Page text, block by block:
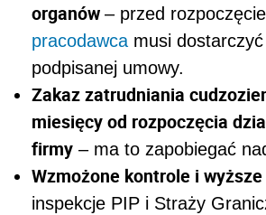
organów – przed
pracodawca musi
podpisanej umowy.
Zakaz zatrudniania
miesięcy od rozpoczęcia
firmy – ma to zapobiegać
Wzmożone kontrole i
inspekcje PIP i Straży